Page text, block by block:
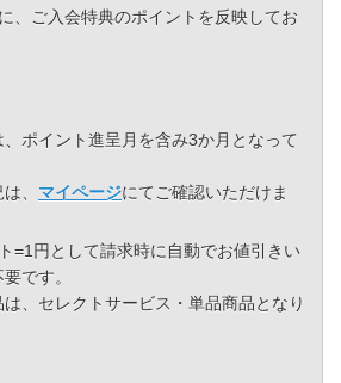
、ご入会特典のポイントを反映してお
ポイント進呈月を含み3か月となって
、 マイページにてご確認いただけま
=1円として請求時に自動でお値引きい
です。
、セレクトサービス・単品商品となり